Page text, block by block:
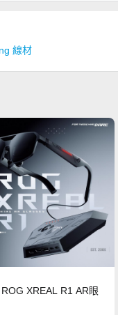
線材
XREAL R1 AR眼